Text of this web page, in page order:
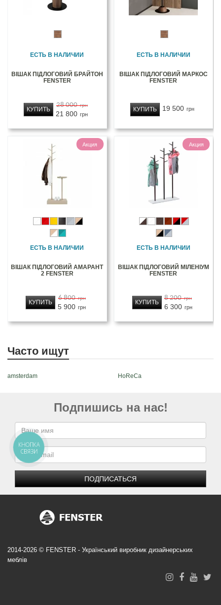
ЕСТЬ В НАЛИЧИИ
ВІШАК ПІДЛОГОВИЙ БРАЙТОН
FENSTER
28 000 грн
21 800 грн
КУПИТЬ
ЕСТЬ В НАЛИЧИИ
ВІШАК ПІДЛОГОВИЙ МАРКОС
FENSTER
19 500 грн
КУПИТЬ
Акция
ЕСТЬ В НАЛИЧИИ
ВІШАК ПІДЛОГОВИЙ АМАРАНТ
2 FENSTER
6 800 грн
5 900 грн
КУПИТЬ
Акция
ЕСТЬ В НАЛИЧИИ
ВІШАК ПІДЛОГОВИЙ МІЛЕНІУМ
FENSTER
8 200 грн
6 300 грн
КУПИТЬ
Часто ищут
amsterdam HoReCa
Подпишись на нас!
ПОДПИСАТЬСЯ
2014-2026 © FENSTER - Український виробник дизайнерських
меблів
КНОПКА
СВЯЗИ